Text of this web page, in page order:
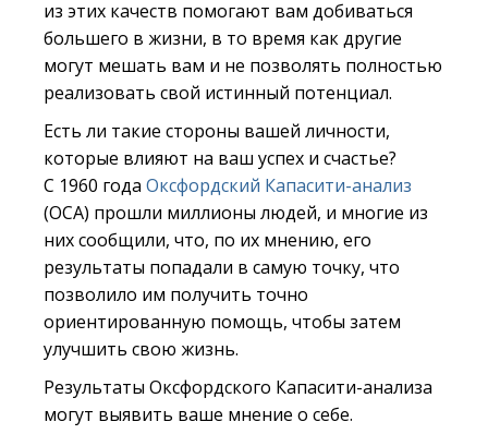
из этих качеств помогают вам добиваться
большего в жизни, в то время как другие
могут мешать вам и не позволять полностью
реализовать свой истинный потенциал.
Есть ли такие стороны вашей личности,
которые влияют на ваш успех и счастье?
С 1960 года Оксфордский Капасити-анализ
(ОСА) прошли миллионы людей, и многие из
них сообщили, что, по их мнению, его
результаты попадали в самую точку, что
позволило им получить точно
ориентированную помощь, чтобы затем
улучшить свою жизнь.
Результаты Оксфордского Капасити-анализа
могут выявить ваше мнение о себе.